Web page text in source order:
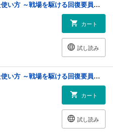
治癒魔法の間違った使い方 ～戦場を駆ける回復要員～(6)
カート
試し読み
治癒魔法の間違った使い方 ～戦場を駆ける回復要員～(7)
カート
試し読み